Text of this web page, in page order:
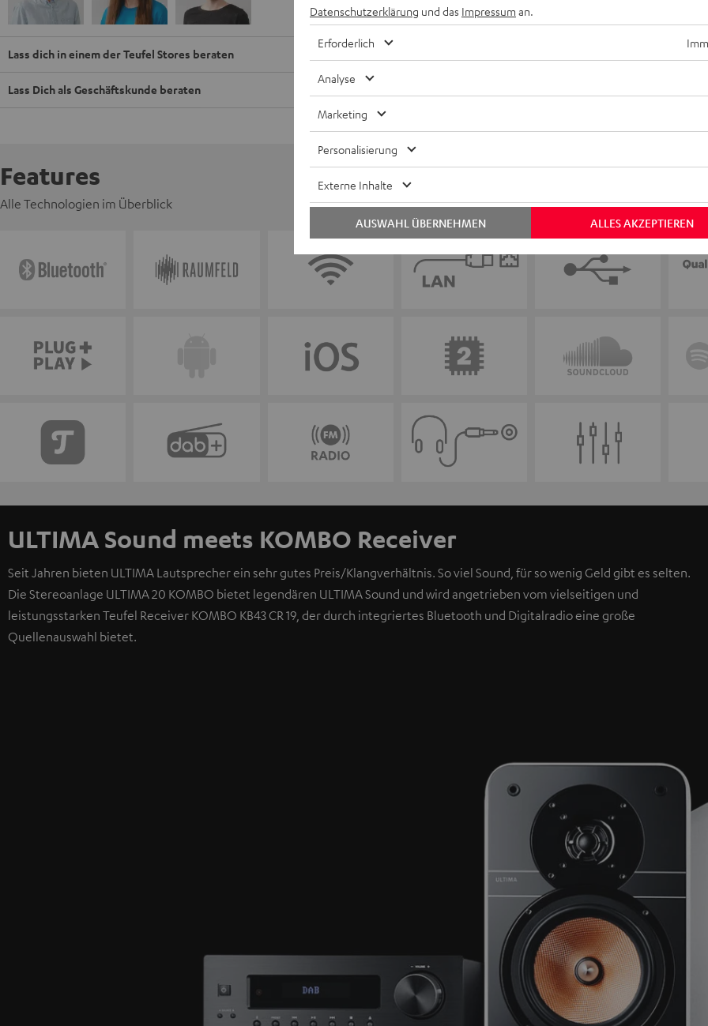
Lass dich in einem der Teufel Stores beraten
Lass Dich als Geschäftskunde beraten
Features
Alle Technologien im Überblick
ULTIMA Sound meets KOMBO Receiver
Seit Jahren bieten ULTIMA Lautsprecher ein sehr gutes Preis/Klangverhältnis. So viel Sound, für so wenig Geld gibt es selten.
Die Stereoanlage ULTIMA 20 KOMBO bietet legendären ULTIMA Sound und wird angetrieben vom vielseitigen und
leistungsstarken Teufel Receiver KOMBO KB43 CR 19, der durch integriertes Bluetooth und Digitalradio eine große
Quellenauswahl bietet.
Datenschutzerklärung und das Impressum an.
Erforderlich
Analyse
Marketing
Personalisierung
Externe Inhalte
ALLES AKZEPTIEREN
AUSWAHL ÜBERNEHMEN